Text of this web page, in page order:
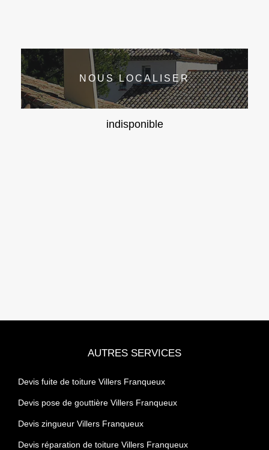
NOUS LOCALISER
indisponible
AUTRES SERVICES
Devis fuite de toiture Villers Franqueux
Devis pose de gouttière Villers Franqueux
Devis zingueur Villers Franqueux
Devis réparation de toiture Villers Franqueux